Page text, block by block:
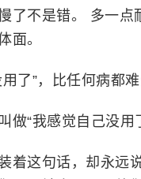
了不是错。 多一点
面。
了”，比任何病都
做“我感觉自己没用
着这句话，却永远